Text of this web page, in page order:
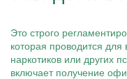
Это строго
которая проводится для
наркотиков или других
включает получение